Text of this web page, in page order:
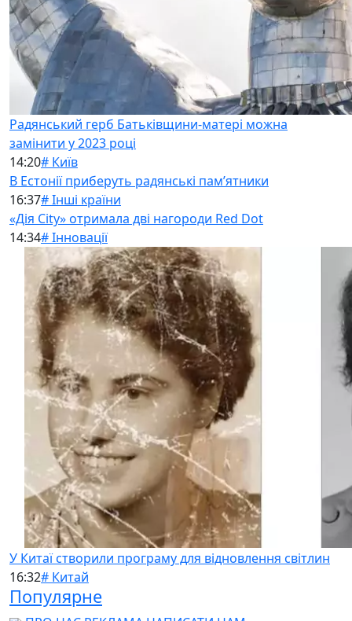
Радянський герб Батьківщини-матері можна
замінити у 2023 році
14:20# Київ
В Естонії приберуть радянські памʼятники
16:37# Інші країни
«Дія City» отримала дві нагороди Red Dot
14:34# Інновації
У Китаї створили програму для відновлення світлин
16:32# Китай
Популярне